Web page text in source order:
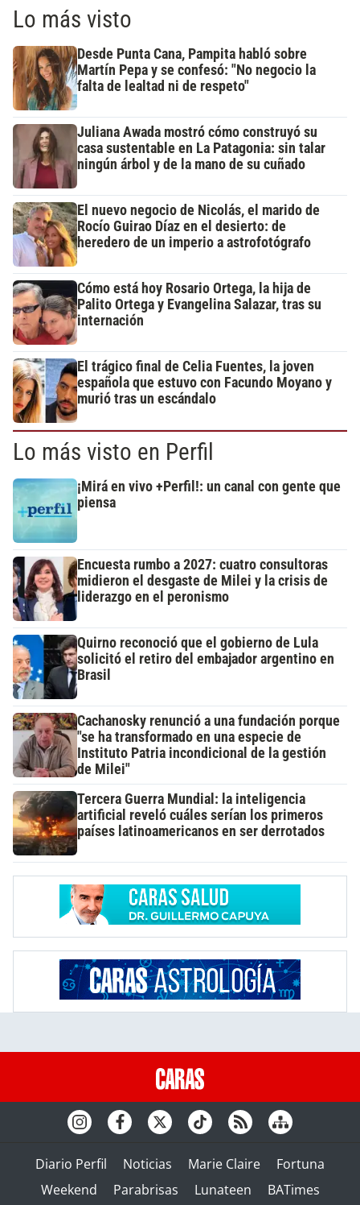
Lo más visto
Desde Punta Cana, Pampita habló sobre
Martín Pepa y se confesó: "No negocio la
falta de lealtad ni de respeto"
Juliana Awada mostró cómo construyó su
casa sustentable en La Patagonia: sin talar
ningún árbol y de la mano de su cuñado
El nuevo negocio de Nicolás, el marido de
Rocío Guirao Díaz en el desierto: de
heredero de un imperio a astrofotógrafo
Cómo está hoy Rosario Ortega, la hija de
Palito Ortega y Evangelina Salazar, tras su
internación
El trágico final de Celia Fuentes, la joven
española que estuvo con Facundo Moyano y
murió tras un escándalo
Lo más visto en Perfil
¡Mirá en vivo +Perfil!: un canal con gente que
piensa
Encuesta rumbo a 2027: cuatro consultoras
midieron el desgaste de Milei y la crisis de
liderazgo en el peronismo
Quirno reconoció que el gobierno de Lula
solicitó el retiro del embajador argentino en
Brasil
Cachanosky renunció a una fundación porque
"se ha transformado en una especie de
Instituto Patria incondicional de la gestión
de Milei"
Tercera Guerra Mundial: la inteligencia
artificial reveló cuáles serían los primeros
países latinoamericanos en ser derrotados
Diario Perfil Noticias Marie Claire
Fortuna
Weekend
Parabrisas Lunateen BATimes